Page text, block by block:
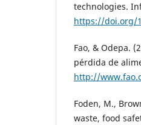
technologies.
https://doi.org/
Fao, & Odepa.
pérdida de
http://
Foden, M.,
waste, food